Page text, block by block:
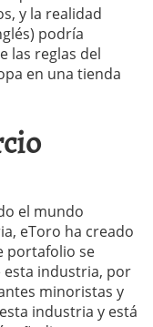
y la realidad
podría
las reglas del
en una tienda
el mundo
eToro ha creado
portafolio se
esta industria, por
minoristas y
industria y está